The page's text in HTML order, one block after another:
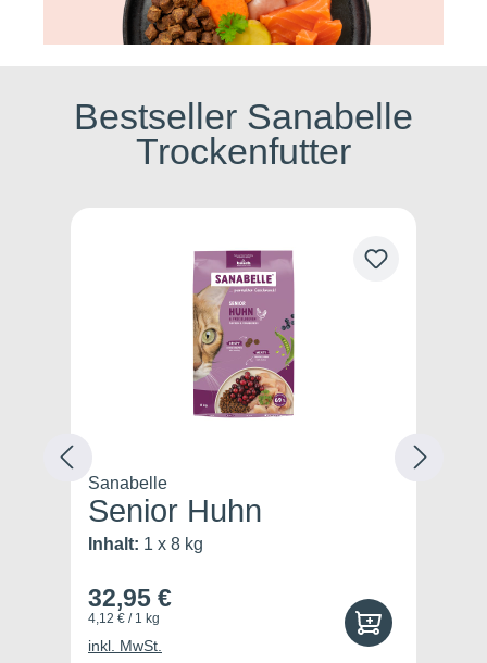
Bestseller Sanabelle
Trockenfutter
Sanabelle
Senior Huhn
Inhalt: 1 x 8 kg
32,95 €
4,12 € / 1 kg
inkl. MwSt.